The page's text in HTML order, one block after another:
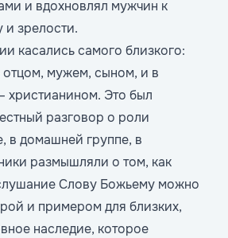
и вдохновлял мужчин к
и зрелости.
касались самого близкого:
отцом, мужем, сыном, и в
христианином. Это был
разговор о роли
в домашней группе, в
размышляли о том, как
Слову Божьему можно
и примером для близких,
наследие, которое